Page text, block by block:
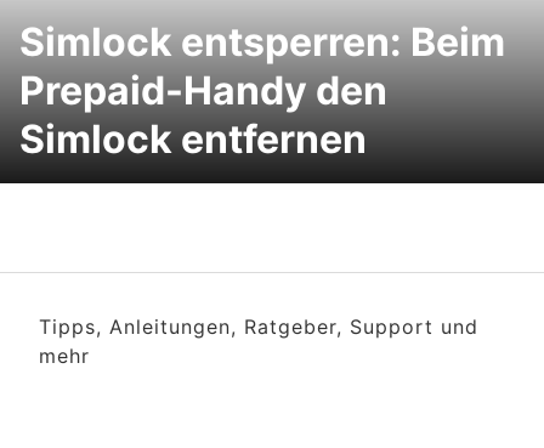
Simlock entsperren: Beim
Prepaid-Handy den
Simlock entfernen
Tipps, Anleitungen, Ratgeber, Support und
mehr